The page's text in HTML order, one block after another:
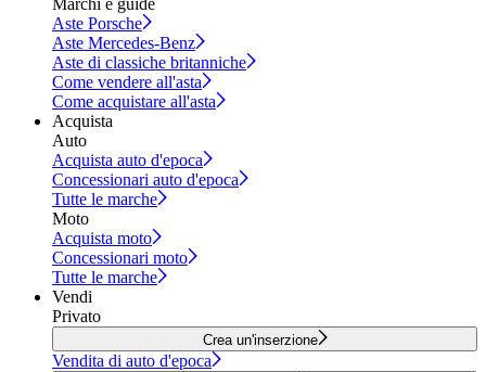
Marchi e guide
Aste Porsche
Aste Mercedes-Benz
Aste di classiche britanniche
Come vendere all'asta
Come acquistare all'asta
Acquista
Auto
Acquista auto d'epoca
Concessionari auto d'epoca
Tutte le marche
Moto
Acquista moto
Concessionari moto
Tutte le marche
Vendi
Privato
Crea un'inserzione
Vendita di auto d'epoca